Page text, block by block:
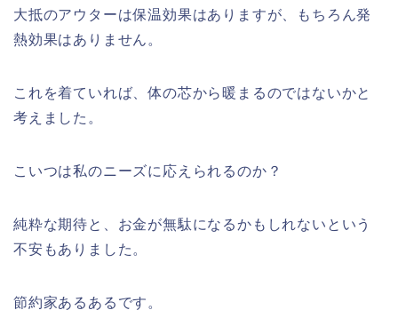
大抵のアウターは保温効果はありますが、もちろん発
熱効果はありません。
これを着ていれば、体の芯から暖まるのではないかと
考えました。
こいつは私のニーズに応えられるのか？
純粋な期待と、お金が無駄になるかもしれないという
不安もありました。
節約家あるあるです。